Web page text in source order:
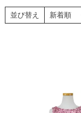
小物・アク
舞台で輝くステージ
あんしんパック
汚れ・キズ・破
Atelier
実店舗 つ
月曜日
並び替え 新着順